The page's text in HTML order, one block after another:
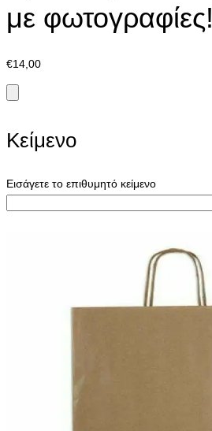
με φωτογραφίες!
€14,00
Κείμενο
Εισάγετε το επιθυμητό κείμενο